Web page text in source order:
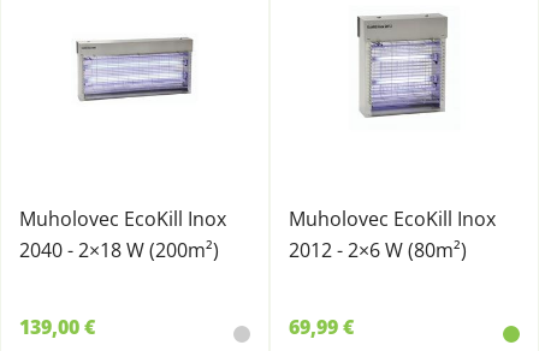
Muholovec EcoKill Inox
2040 - 2×18 W (200m²)
139,00 €
Muholovec EcoKill Inox
2012 - 2×6 W (80m²)
69,99 €